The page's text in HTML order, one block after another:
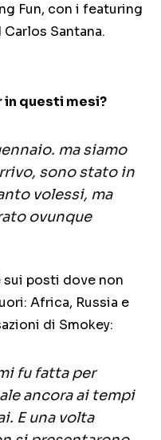
Fun, con i featuring
Santana.
in questi mesi?
ma siamo
sono stato in
volessi, ma
ovunque
sui posti dove non
Africa, Russia e
di Smokey:
fu fatta per
ancora ai tempi
E una volta